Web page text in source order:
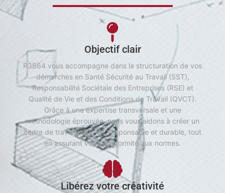
Objectif clair
R3B64 vous accompagne dans la structuration de vos
démarches en Santé Sécurité au Travail (SST),
Responsabilité Sociétale des Entreprises (RSE) et
Qualité de Vie et des Conditions de Travail (QVCT).
Grâce à une expertise transversale et une
méthodologie éprouvée, nous vous aidons à créer un
cadre de travail sécurisé, responsable et durable, tout
en assurant votre conformité aux normes.
Libérez votre créativité